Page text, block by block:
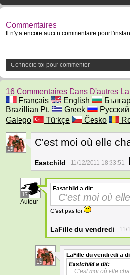
Commentaires
Il n'y a encore aucun commentaire pour
Connecte-toi pour commenter
16 Commentaires Dans D'autres
Français
English
Brazillian Pt.
Greek Русский
Galego
Türkçe Česko
15
C'est moi où elle
Eastchild 11/12/2011 18:33:51
17
Auteur
Eastchild a dit:
C'est moi où
C'est pas toi
LaFille du vendredi 11/
15
LaFille du vendredi a
Eastchilda dit:
C'est moi où elle